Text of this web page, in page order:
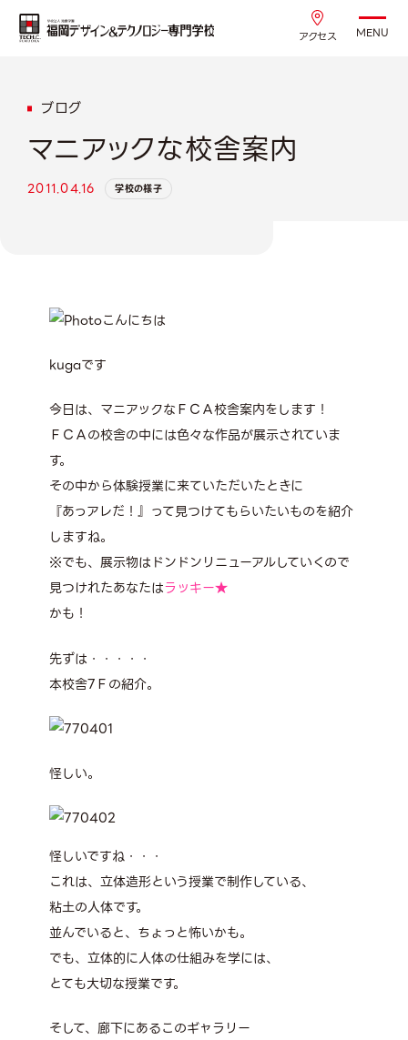
アクセス MENU
ブログ
マニアックな校舎案内
2011.04.16 学校の様子
こんにちは
kugaです
今日は、マニアックなＦＣＡ校舎案内をします！
ＦＣＡの校舎の中には色々な作品が展示されていま
す。
その中から体験授業に来ていただいたときに
『あっアレだ！』って見つけてもらいたいものを紹介
しますね。
※でも、展示物はドンドンリニューアルしていくので
見つけれたあなたはラッキー★
かも！
先ずは・・・・・
本校舎7Ｆの紹介。
怪しい。
怪しいですね・・・
これは、立体造形という授業で制作している、
粘土の人体です。
並んでいると、ちょっと怖いかも。
でも、立体的に人体の仕組みを学には、
とても大切な授業です。
そして、廊下にあるこのギャラリー